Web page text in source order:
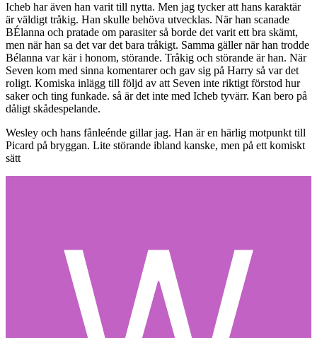
Icheb har även han varit till nytta. Men jag tycker att hans karaktär
är väldigt tråkig. Han skulle behöva utvecklas. När han scanade
BÉlanna och pratade om parasiter så borde det varit ett bra skämt,
men när han sa det var det bara tråkigt. Samma gäller när han trodde
Bélanna var kär i honom, störande. Tråkig och störande är han. När
Seven kom med sinna komentarer och gav sig på Harry så var det
roligt. Komiska inlägg till följd av att Seven inte riktigt förstod hur
saker och ting funkade. så är det inte med Icheb tyvärr. Kan bero på
dåligt skådespelande.
Wesley och hans fånleénde gillar jag. Han är en härlig motpunkt till
Picard på bryggan. Lite störande ibland kanske, men på ett komiskt
sätt